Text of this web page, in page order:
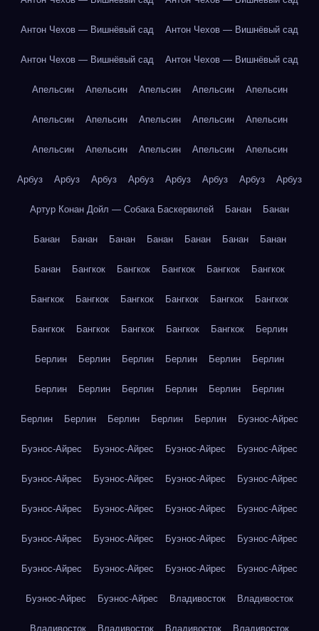
Антон Чехов — Вишнёвый сад Антон Чехов — Вишнёвый сад
Антон Чехов — Вишнёвый сад Антон Чехов — Вишнёвый сад
Апельсин Апельсин Апельсин Апельсин Апельсин
Апельсин Апельсин Апельсин Апельсин Апельсин
Апельсин Апельсин Апельсин Апельсин Апельсин
Арбуз Арбуз Арбуз Арбуз Арбуз Арбуз Арбуз Арбуз
Артур Конан Дойл — Собака Баскервилей Банан Банан
Банан Банан Банан Банан Банан Банан Банан
Банан Бангкок Бангкок Бангкок Бангкок Бангкок
Бангкок Бангкок Бангкок Бангкок Бангкок Бангкок
Бангкок Бангкок Бангкок Бангкок Бангкок Берлин
Берлин Берлин Берлин Берлин Берлин Берлин
Берлин Берлин Берлин Берлин Берлин Берлин
Берлин Берлин Берлин Берлин Берлин Буэнос-Айрес
Буэнос-Айрес Буэнос-Айрес Буэнос-Айрес Буэнос-Айрес
Буэнос-Айрес Буэнос-Айрес Буэнос-Айрес Буэнос-Айрес
Буэнос-Айрес Буэнос-Айрес Буэнос-Айрес Буэнос-Айрес
Буэнос-Айрес Буэнос-Айрес Буэнос-Айрес Буэнос-Айрес
Буэнос-Айрес Буэнос-Айрес Буэнос-Айрес Буэнос-Айрес
Буэнос-Айрес Буэнос-Айрес Владивосток Владивосток
Владивосток Владивосток Владивосток Владивосток